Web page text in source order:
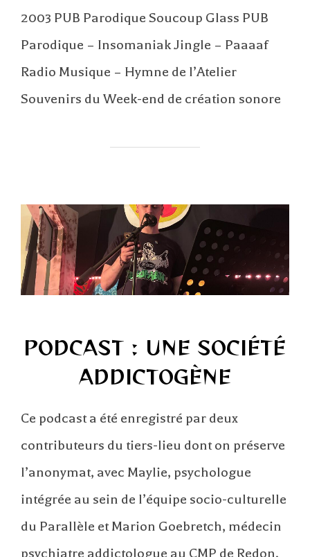
2003 PUB Parodique Soucoup Glass PUB
Parodique – Insomaniak Jingle – Paaaaf
Radio Musique – Hymne de l’Atelier
Souvenirs du Week-end de création sonore
PODCAST : UNE SOCIÉTÉ
ADDICTOGÈNE
Ce podcast a été enregistré par deux
contributeurs du tiers-lieu dont on préserve
l’anonymat, avec Maylie, psychologue
intégrée au sein de l’équipe socio-culturelle
du Parallèle et Marion Goebretch, médecin
psychiatre addictologue au CMP de Redon.